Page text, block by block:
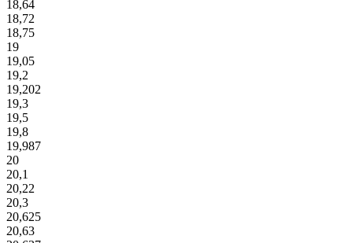
18,64
18,72
18,75
19
19,05
19,2
19,202
19,3
19,5
19,8
19,987
20
20,1
20,22
20,3
20,625
20,63